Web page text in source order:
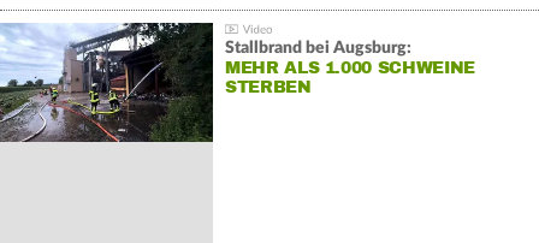
Stallbrand bei Augsburg:
MEHR ALS 1.000 SCHWEINE
STERBEN